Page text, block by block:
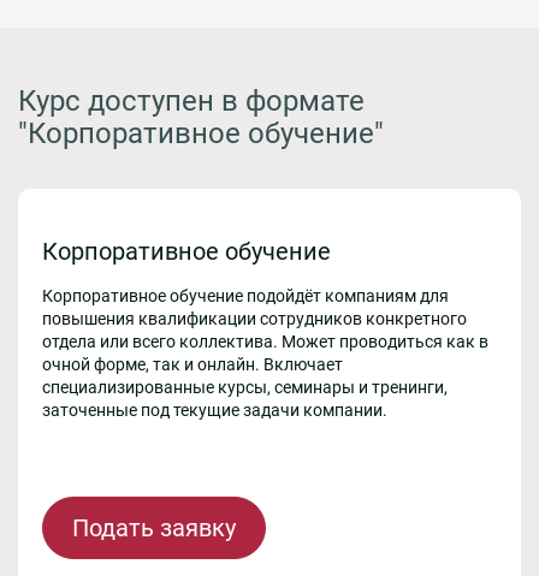
Курс доступен в формате
"Корпоративное обучение"
Корпоративное обучение
Корпоративное обучение подойдёт компаниям для
повышения квалификации сотрудников конкретного
отдела или всего коллектива. Может проводиться как в
очной форме, так и онлайн. Включает
специализированные курсы, семинары и тренинги,
заточенные под текущие задачи компании.
Подать заявку